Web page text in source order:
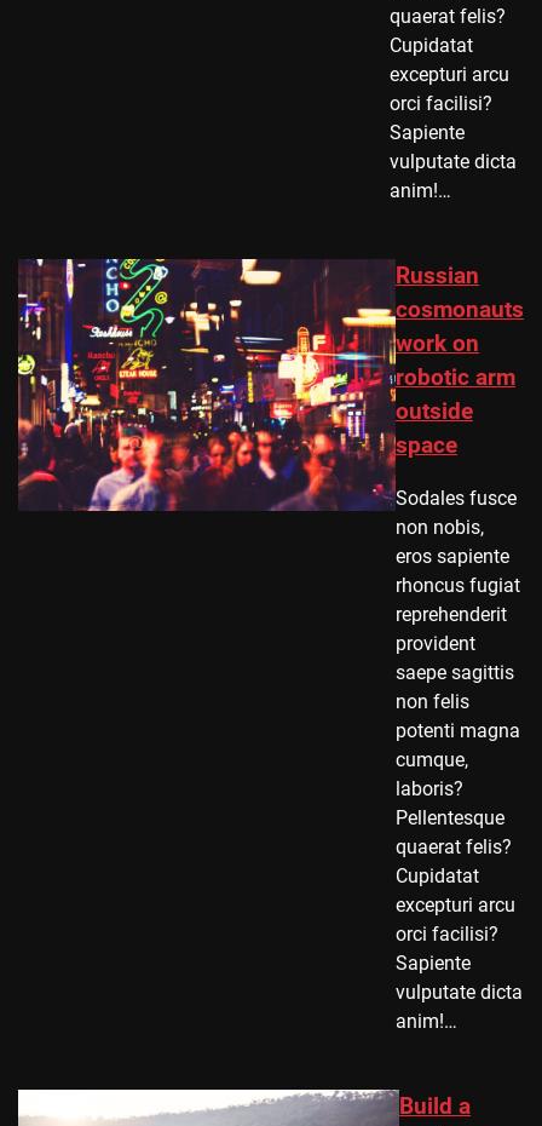
quaerat felis?
Cupidatat
excepturi arcu
orci facilisi?
Sapiente
vulputate dicta
anim!…
Russian
cosmonauts
work on
robotic arm
outside
space
Sodales fusce
non nobis,
eros sapiente
rhoncus fugiat
reprehenderit
provident
saepe sagittis
non felis
potenti magna
cumque,
laboris?
Pellentesque
quaerat felis?
Cupidatat
excepturi arcu
orci facilisi?
Sapiente
vulputate dicta
anim!…
Build a